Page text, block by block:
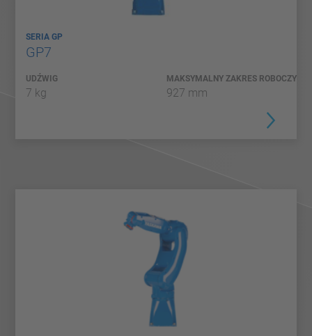
SERIA GP
GP7
UDŹWIG
7 kg
MAKSYMALNY ZAKRES ROBOCZY
927 mm